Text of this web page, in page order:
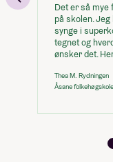
Det er så
på skolen.
synge i
tegnet og
ønsker det.
Thea M. Rydningen
Åsane